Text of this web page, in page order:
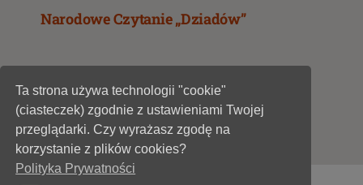
Narodowe Czytanie „Dziadów”
1
Ta strona używa technologii "cookie"
(ciasteczek) zgodnie z ustawieniami Twojej
przeglądarki. Czy wyrażasz zgodę na
korzystanie z plików cookies?
Polityka Prywatności